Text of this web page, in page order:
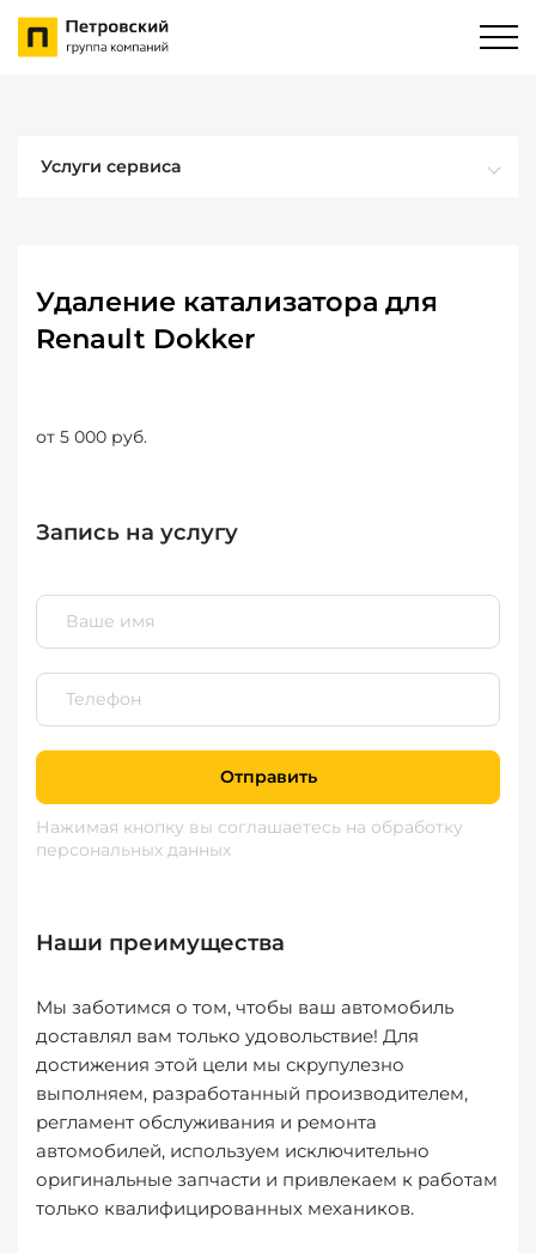
Услуги сервиса
Удаление катализатора для
Renault Dokker
от 5 000 руб.
Запись на услугу
Отправить
Нажимая кнопку вы соглашаетесь на обработку
персональных данных
Наши преимущества
Мы заботимся о том, чтобы ваш автомобиль
доставлял вам только удовольствие! Для
достижения этой цели мы скрупулезно
выполняем, разработанный производителем,
регламент обслуживания и ремонта
автомобилей, используем исключительно
оригинальные запчасти и привлекаем к работам
только квалифицированных механиков.